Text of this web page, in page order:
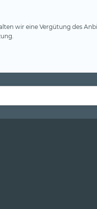
wir eine Vergütung des